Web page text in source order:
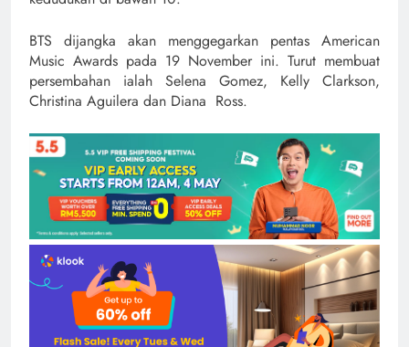
BTS dijangka akan menggegarkan pentas American
Music Awards pada 19 November ini. Turut membuat
persembahan ialah Selena Gomez, Kelly Clarkson,
Christina Aguilera dan Diana Ross.